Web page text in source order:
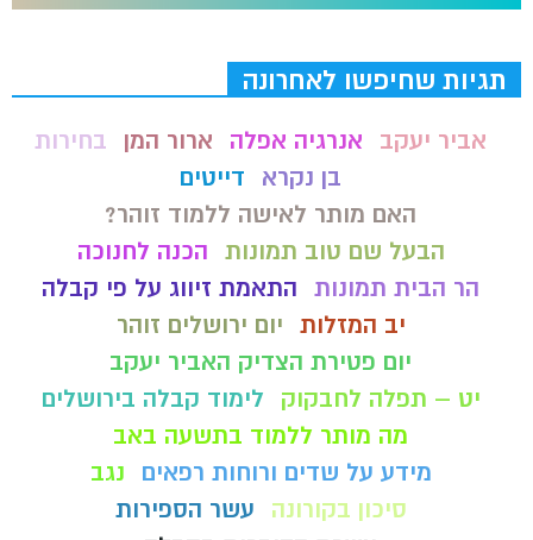
תגיות שחיפשו לאחרונה
אביר יעקב אנרגיה אפלה ארור המן
בחירות
בן נקרא
דייטים
האם מותר לאישה ללמוד זוהר?
הבעל שם טוב תמונות הכנה לחנוכה
הר הבית תמונות התאמת זיווג על פי קבלה
יב המזלות יום ירושלים זוהר
יום פטירת הצדיק האביר יעקב
יט – תפלה לחבקוק
לימוד קבלה בירושלים
מה מותר ללמוד בתשעה באב
מידע על שדים ורוחות רפאים
נגב
סיכון בקורונה
עשר הספירות